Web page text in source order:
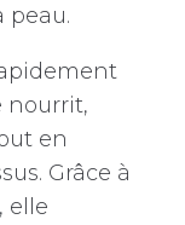
peau.
nourrit,
en
Grâce à
elle